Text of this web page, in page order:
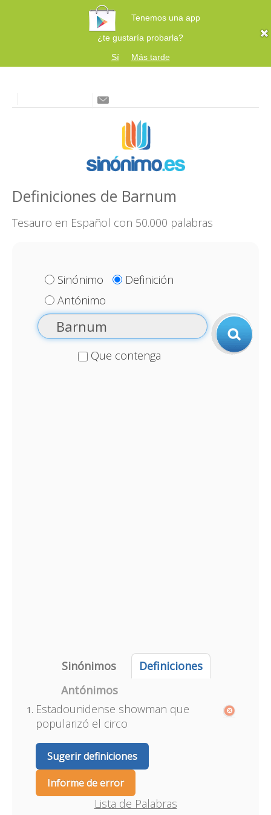
Tenemos una app
¿te gustaría probarla?
Sí
Más tarde
Definiciones de Barnum
Tesauro en Español con 50.000 palabras
Sinónimo
Definición
Antónimo
Que contenga
Sinónimos
Definiciones
Antónimos
Estadounidense showman que
popularizó el circo
Sugerir definiciones
Informe de error
Lista de Palabras